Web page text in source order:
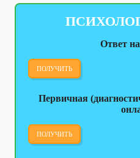
Ответ
ПОЛУЧИТЬ
Первичная
ПОЛУЧИТЬ